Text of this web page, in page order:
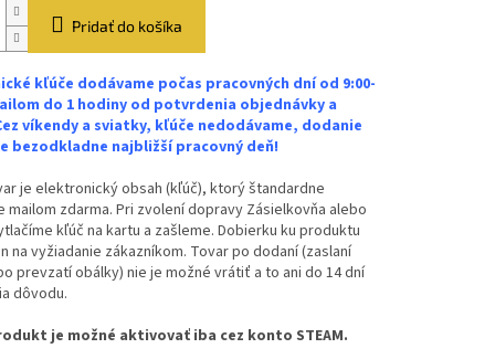
Pridať do košíka
kľúče dodávame počas pracovných dní od 9:00-
do 1 hodiny od potvrdenia objednávky a
víkendy a sviatky, kľúče nedodávame, dodanie
bezodkladne najbližší pracovný deň!
je elektronický obsah (kľúč), ktorý štandardne
mailom zdarma. Pri zvolení dopravy Zásielkovňa alebo
kľúč na kartu a zašleme. Dobierku ku produktu
na vyžiadanie zákazníkom. Tovar po dodaní (zaslaní
prevzatí obálky) nie je možné vrátiť a to ani do 14 dní
dôvodu.
je možné aktivovať iba cez konto STEAM.